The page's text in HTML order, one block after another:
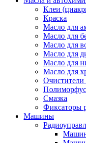
Клеи
Краска
Масло для
Масло для
Масло для
Масло для
Масло для
Масло для
Полиморфус
Смазка
Фиксаторы
Машины